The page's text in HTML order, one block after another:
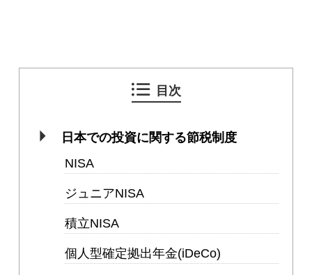
目次
日本での投資に関する節税制度
NISA
ジュニアNISA
積立NISA
個人型確定拠出年金(iDeCo)